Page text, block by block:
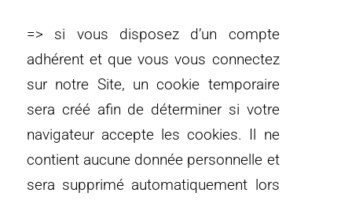
=> si vous disposez d’un compte
adhérent et que vous vous connectez
sur notre Site, un cookie temporaire
sera créé afin de déterminer si votre
navigateur accepte les cookies. Il ne
contient aucune donnée personnelle et
sera supprimé automatiquement lors